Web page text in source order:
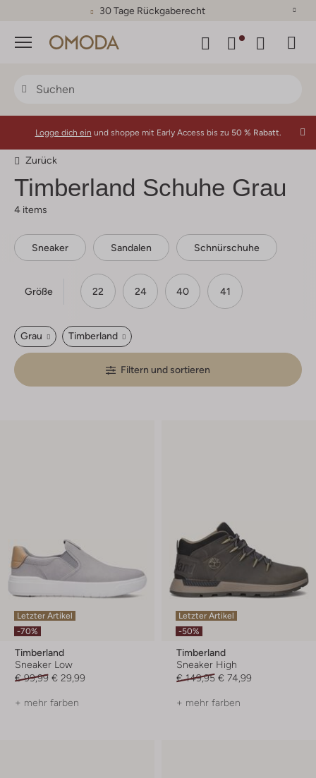
30 Tage Rückgaberecht
Menü
Logge dich ein und shoppe mit Early Access bis zu 50 % Rabatt.
Zurück
Timberland Schuhe Grau
4 items
Sneaker Sandalen Schnürschuhe
Größe 22 24 40 41
Grau Timberland
Filtern und sortieren
Letzter Artikel
-70%
Timberland
Sneaker Low
€ 99,99 € 29,99
+ mehr farben
Letzter Artikel
-50%
Timberland
Sneaker High
€ 149,95 € 74,99
+ mehr farben